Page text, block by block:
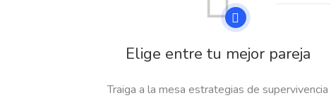
Elige entre tu mejor pareja
Traiga a la mesa estrategias de supervivencia